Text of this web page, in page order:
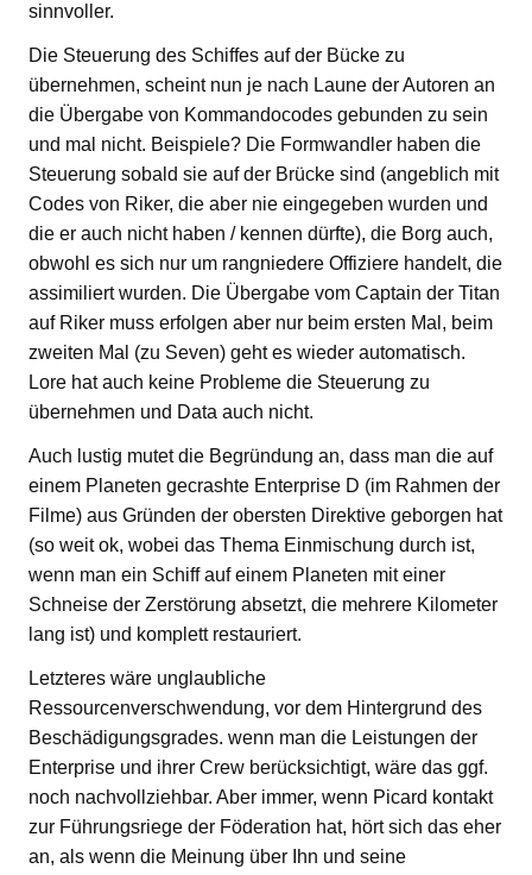
sinnvoller.
Die Steuerung des Schiffes auf der Bücke zu
übernehmen, scheint nun je nach Laune der Autoren an
die Übergabe von Kommandocodes gebunden zu sein
und mal nicht. Beispiele? Die Formwandler haben die
Steuerung sobald sie auf der Brücke sind (angeblich mit
Codes von Riker, die aber nie eingegeben wurden und
die er auch nicht haben / kennen dürfte), die Borg auch,
obwohl es sich nur um rangniedere Offiziere handelt, die
assimiliert wurden. Die Übergabe vom Captain der Titan
auf Riker muss erfolgen aber nur beim ersten Mal, beim
zweiten Mal (zu Seven) geht es wieder automatisch.
Lore hat auch keine Probleme die Steuerung zu
übernehmen und Data auch nicht.
Auch lustig mutet die Begründung an, dass man die auf
einem Planeten gecrashte Enterprise D (im Rahmen der
Filme) aus Gründen der obersten Direktive geborgen hat
(so weit ok, wobei das Thema Einmischung durch ist,
wenn man ein Schiff auf einem Planeten mit einer
Schneise der Zerstörung absetzt, die mehrere Kilometer
lang ist) und komplett restauriert.
Letzteres wäre unglaubliche
Ressourcenverschwendung, vor dem Hintergrund des
Beschädigungsgrades. wenn man die Leistungen der
Enterprise und ihrer Crew berücksichtigt, wäre das ggf.
noch nachvollziehbar. Aber immer, wenn Picard kontakt
zur Führungsriege der Föderation hat, hört sich das eher
an, als wenn die Meinung über Ihn und seine